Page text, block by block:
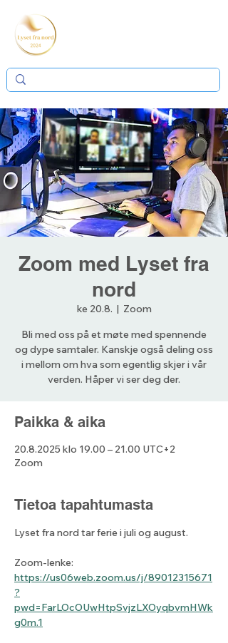
Zoom med Lyset fra
nord
ke 20.8.
  |
Zoom
Bli med oss på et møte med spennende
og dype samtaler. Kanskje også deling oss
i mellom om hva som egentlig skjer i vår
verden. Håper vi ser deg der.
Paikka & aika
20.8.2025 klo 19.00 – 21.00 UTC+2
Zoom
Tietoa tapahtumasta
Lyset fra nord tar ferie i juli og august.
Zoom-lenke:
https://us06web.zoom.us/j/89012315671
?
pwd=FarLOcOUwHtpSvjzLXOyqbvmHWk
g0m.1